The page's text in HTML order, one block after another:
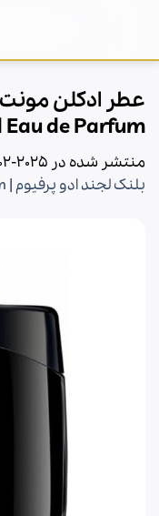
content
عطر ادکلن مونت
de Parfum
منتشر شده در 2025-02-16
بلنک لجند ادو پرفیوم | Mont blanc Legend Eau de Parfum